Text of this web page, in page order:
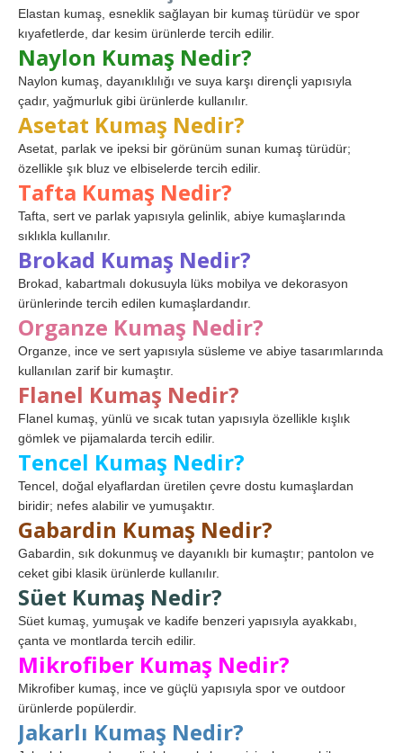
Elastan kumaş, esneklik sağlayan bir kumaş türüdür ve spor
kıyafetlerde, dar kesim ürünlerde tercih edilir.
Naylon Kumaş Nedir?
Naylon kumaş, dayanıklılığı ve suya karşı dirençli yapısıyla
çadır, yağmurluk gibi ürünlerde kullanılır.
Asetat Kumaş Nedir?
Asetat, parlak ve ipeksi bir görünüm sunan kumaş türüdür;
özellikle şık bluz ve elbiselerde tercih edilir.
Tafta Kumaş Nedir?
Tafta, sert ve parlak yapısıyla gelinlik, abiye kumaşlarında
sıklıkla kullanılır.
Brokad Kumaş Nedir?
Brokad, kabartmalı dokusuyla lüks mobilya ve dekorasyon
ürünlerinde tercih edilen kumaşlardandır.
Organze Kumaş Nedir?
Organze, ince ve sert yapısıyla süsleme ve abiye tasarımlarında
kullanılan zarif bir kumaştır.
Flanel Kumaş Nedir?
Flanel kumaş, yünlü ve sıcak tutan yapısıyla özellikle kışlık
gömlek ve pijamalarda tercih edilir.
Tencel Kumaş Nedir?
Tencel, doğal elyaflardan üretilen çevre dostu kumaşlardan
biridir; nefes alabilir ve yumuşaktır.
Gabardin Kumaş Nedir?
Gabardin, sık dokunmuş ve dayanıklı bir kumaştır; pantolon ve
ceket gibi klasik ürünlerde kullanılır.
Süet Kumaş Nedir?
Süet kumaş, yumuşak ve kadife benzeri yapısıyla ayakkabı,
çanta ve montlarda tercih edilir.
Mikrofiber Kumaş Nedir?
Mikrofiber kumaş, ince ve güçlü yapısıyla spor ve outdoor
ürünlerde popülerdir.
Jakarlı Kumaş Nedir?